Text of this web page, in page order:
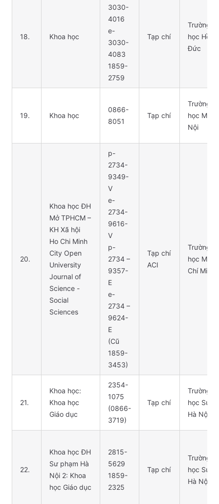
18. Khoa học
3030-
4016
e-
3030-
4083
1859-
2759
Tạp chí
Trường
học Hồng
Đức
19. Khoa học
0866-
8051
Tạp chí
Trường
học Mở
Nội
20.
Khoa học ĐH
Mở TPHCM –
KH Xã hội
Ho Chi Minh
City Open
University
Journal of
Science -
Social
Sciences
p-
2734-
9349-
V
e-
2734-
9616-
V
p-
2734 –
9357-
E
e-
2734 –
9624-
E
(Cũ
1859-
3453)
Tạp chí
ACI
Trường
học Mở
Chí Minh
21.
Khoa học:
Khoa học
Giáo dục
2354-
1075
(0866-
3719)
Tạp chí
Trường
học Sư
Hà Nội
22.
Khoa học ĐH
Sư phạm Hà
Nội 2: Khoa
học Giáo dục
2815-
5629
1859-
2325
Tạp chí
Trường
học Sư
Hà Nội 2